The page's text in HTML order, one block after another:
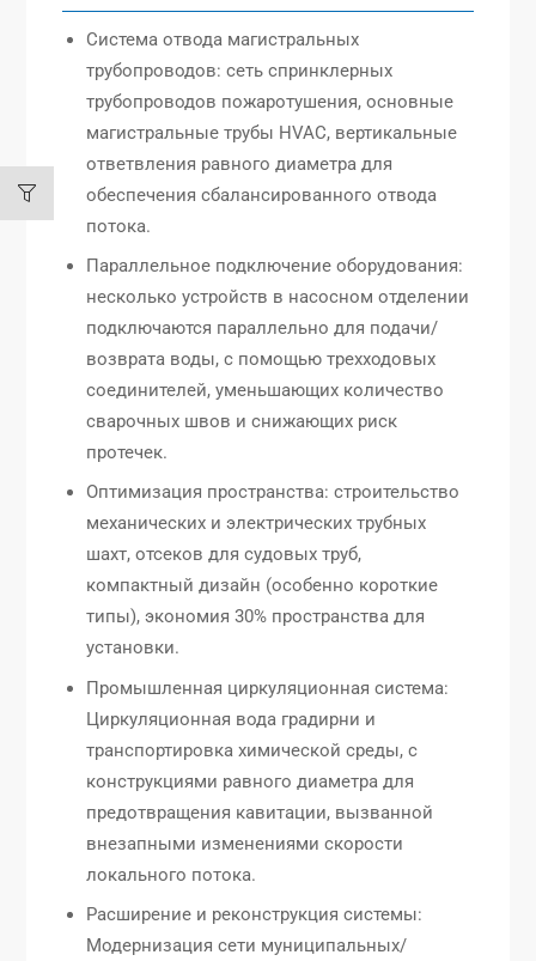
Система отвода магистральных
трубопроводов: сеть спринклерных
трубопроводов пожаротушения, основные
магистральные трубы HVAC, вертикальные
ответвления равного диаметра для
обеспечения сбалансированного отвода
потока.
Параллельное подключение оборудования:
несколько устройств в насосном отделении
подключаются параллельно для подачи/
возврата воды, с помощью трехходовых
соединителей, уменьшающих количество
сварочных швов и снижающих риск
протечек.
Оптимизация пространства: строительство
механических и электрических трубных
шахт, отсеков для судовых труб,
компактный дизайн (особенно короткие
типы), экономия 30% пространства для
установки.
Промышленная циркуляционная система:
Циркуляционная вода градирни и
транспортировка химической среды, с
конструкциями равного диаметра для
предотвращения кавитации, вызванной
внезапными изменениями скорости
локального потока.
Расширение и реконструкция системы:
Модернизация сети муниципальных/